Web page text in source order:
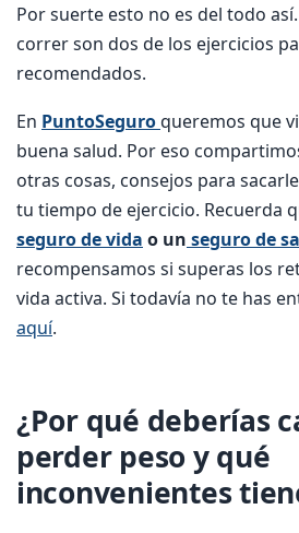
Por suerte esto no es del todo
correr son dos de los ejercicios
recomendados.
En PuntoSeguroqueremos que
buena salud. Por eso
otras cosas, consejos para
tu tiempo de ejercicio. Recuerda
seguro de vida o un seguro de
recompensamos si superas los
vida activa. Si todavía no te has
aquí.
¿Por qué deberías
perder peso y qué
inconvenientes